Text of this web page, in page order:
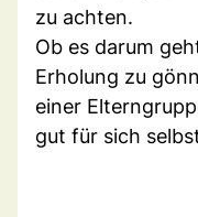
zu achten.
Ob es darum
Erholung zu
einer
gut für sich